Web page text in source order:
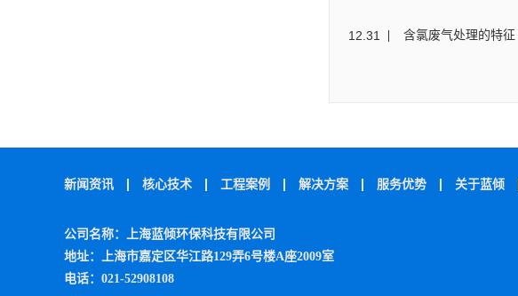
12 31 含氯废气处理的特征
新闻资讯 核心技术 工程案例 解决方案 服务优势 关于蓝倾
公司名称：上海蓝倾环保科技有限公司
地址：上海市嘉定区华江路129弄6号楼A座2009室
电话：021-52908108